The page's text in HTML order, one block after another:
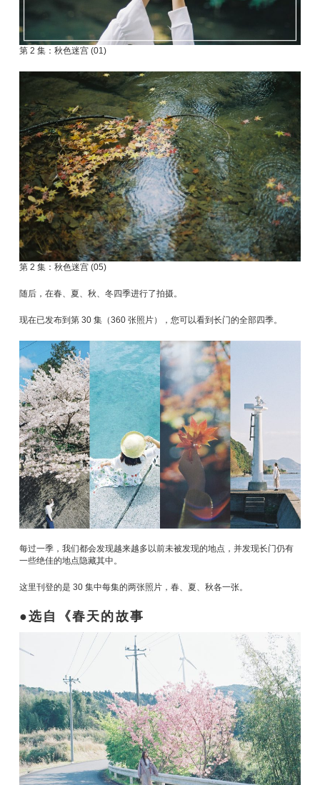
第 2 集：秋色迷宫 (01)
第 2 集：秋色迷宫 (05)
随后，在春、夏、秋、冬四季进行了拍摄。
现在已发布到第 30 集（360 张照片），您可以看到长门的全部四季。
每过一季，我们都会发现越来越多以前未被发现的地点，并发现长门仍有
一些绝佳的地点隐藏其中。
这里刊登的是 30 集中每集的两张照片，春、夏、秋各一张。
选自《春天的故事